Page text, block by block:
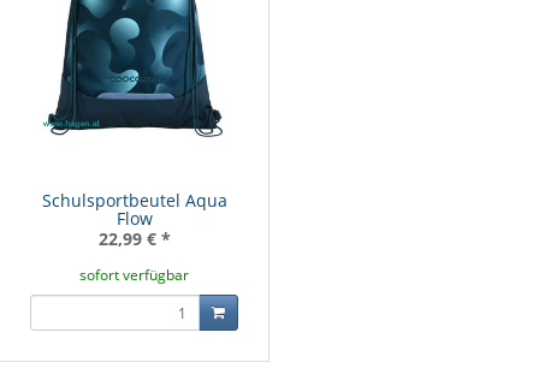
Schulsportbeutel Aqua
Flow
22,99 € *
sofort verfügbar